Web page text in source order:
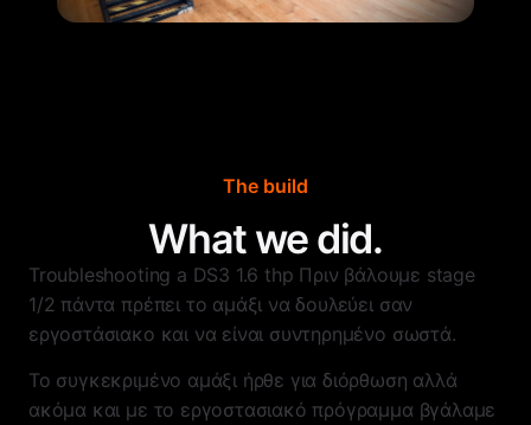
The build
What we did.
Troubleshooting a DS3 1.6 thp Πριν βάλουμε stage
1/2 πάντα πρέπει το αμάξι να δουλεύει σαν
εργοστάσιακο και να είναι συντηρημένο σωστά.
Το συγκεκριμένο αμάξι ήρθε για διόρθωση αλλά
ακόμα και με το εργοστασιακό πρόγραμμα βγάλαμε